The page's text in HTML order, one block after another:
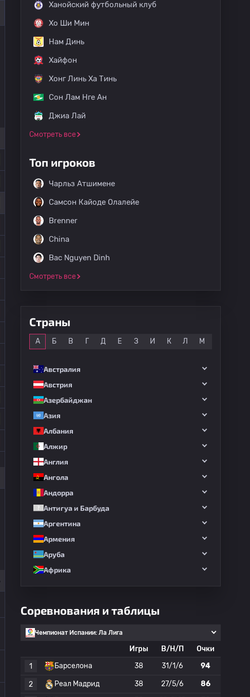
Ханойский футбольный клуб
Хо Ши Мин
Нам Динь
Хайфон
Хонг Линь Ха Тинь
Сон Лам Нге Ан
Джиа Лай
Смотреть все
Топ игроков
Чарльз Атшимене
Самсон Кайоде Олалейе
Brenner
China
Bac Nguyen Dinh
Смотреть все
Страны
А Б В Г Д Е З И К Л М
Австралия
Австрия
Азербайджан
Азия
Албания
Алжир
Англия
Ангола
Андорра
Антигуа и Барбуда
Аргентина
Армения
Аруба
Африка
Соревнования и таблицы
Чемпионат Испании: Ла Лига
Игры В/Н/П
Очки
1
Барселона 38 31/1/6 94
2 Реал Мадрид 38 27/5/6 86